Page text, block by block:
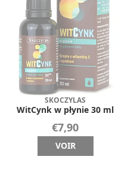
SKOCZYLAS
WitCynk w płynie 30 ml
€7,90
VOIR